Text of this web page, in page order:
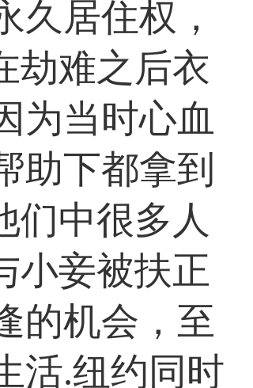
居住权，
劫难之后衣
为当时心血
助下都拿到
们中很多人
小妾被扶正
的机会，至
活.纽约同时